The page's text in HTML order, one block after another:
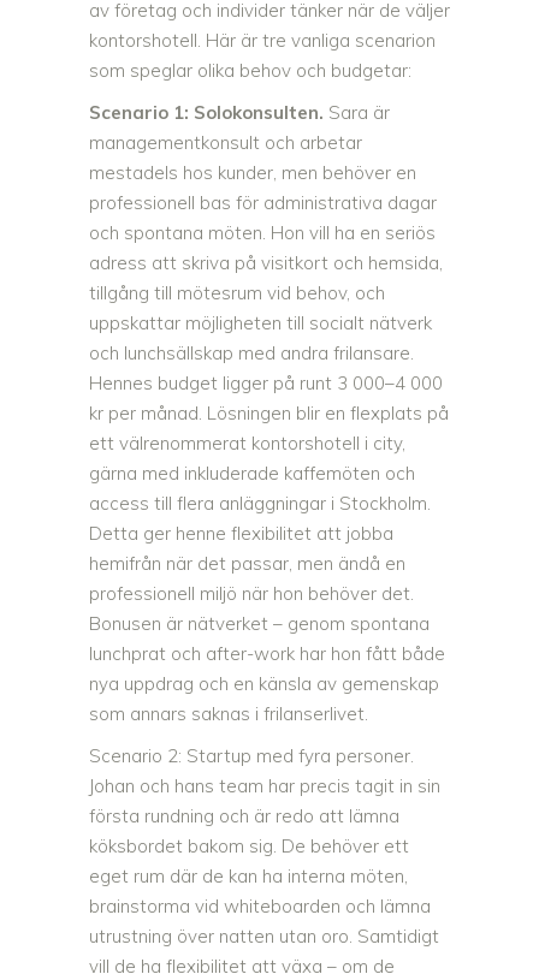
av företag och individer tänker när de väljer
kontorshotell. Här är tre vanliga scenarion
som speglar olika behov och budgetar:
Scenario 1: Solokonsulten. Sara är
managementkonsult och arbetar
mestadels hos kunder, men behöver en
professionell bas för administrativa dagar
och spontana möten. Hon vill ha en seriös
adress att skriva på visitkort och hemsida,
tillgång till mötesrum vid behov, och
uppskattar möjligheten till socialt nätverk
och lunchsällskap med andra frilansare.
Hennes budget ligger på runt 3 000–4 000
kr per månad. Lösningen blir en flexplats på
ett välrenommerat kontorshotell i city,
gärna med inkluderade kaffemöten och
access till flera anläggningar i Stockholm.
Detta ger henne flexibilitet att jobba
hemifrån när det passar, men ändå en
professionell miljö när hon behöver det.
Bonusen är nätverket – genom spontana
lunchprat och after-work har hon fått både
nya uppdrag och en känsla av gemenskap
som annars saknas i frilanserlivet.
Scenario 2: Startup med fyra personer.
Johan och hans team har precis tagit in sin
första rundning och är redo att lämna
köksbordet bakom sig. De behöver ett
eget rum där de kan ha interna möten,
brainstorma vid whiteboarden och lämna
utrustning över natten utan oro. Samtidigt
vill de ha flexibilitet att växa – om de